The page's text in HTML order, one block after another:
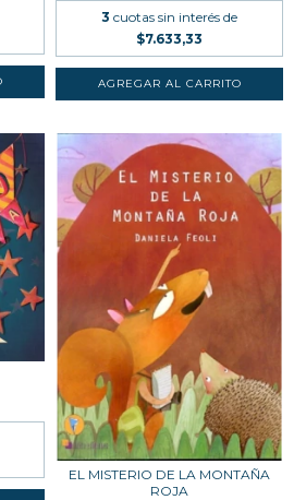
3 cuotas sin interés de
$7.633,33
EL MISTERIO DE LA MONTAÑA
ROJA